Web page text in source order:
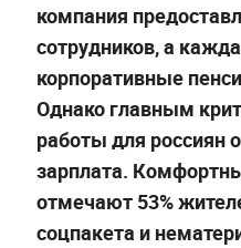
компания
сотрудников, а
корпоративные
Однако главным
работы для россиян
зарплата.
отмечают 53%
соцпакета и